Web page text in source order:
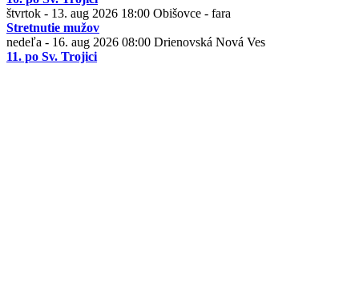
štvrtok - 13. aug 2026 18:00 Obišovce - fara
Stretnutie mužov
nedeľa - 16. aug 2026 08:00 Drienovská Nová Ves
11. po Sv. Trojici